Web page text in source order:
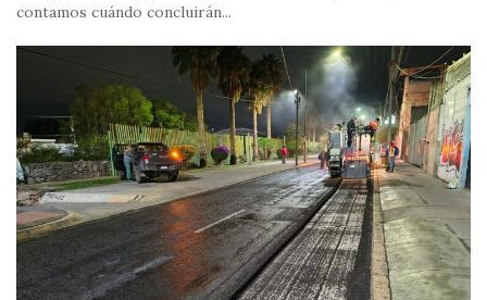
contamos cuándo concluirán...